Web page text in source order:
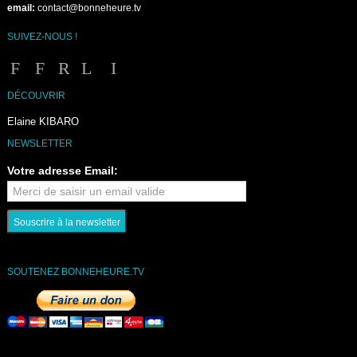
email: contact@bonneheure.tv
SUIVEZ-NOUS !
DÉCOUVRIR
Elaine KIBARO
NEWSLETTER
Votre adresse Email:
SOUTENEZ BONNEHEURE.TV